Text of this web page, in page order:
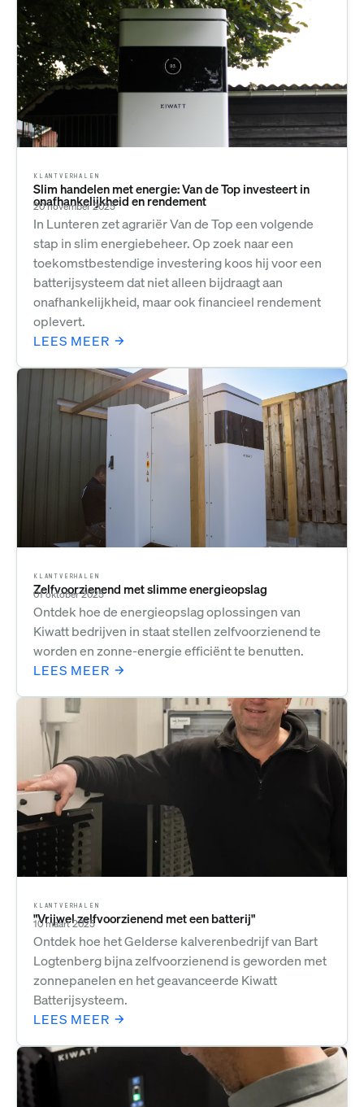
KLANTVERHALEN
Slim handelen met energie: Van de Top investeert in
onafhankelijkheid en rendement
20 november 2025
In Lunteren zet agrariër Van de Top een volgende
stap in slim energiebeheer. Op zoek naar een
toekomstbestendige investering koos hij voor een
batterijsysteem dat niet alleen bijdraagt aan
onafhankelijkheid, maar ook financieel rendement
oplevert.
LEES MEER
KLANTVERHALEN
Zelfvoorzienend met slimme energieopslag
01 oktober 2025
Ontdek hoe de energieopslag oplossingen van
Kiwatt bedrijven in staat stellen zelfvoorzienend te
worden en zonne-energie efficiënt te benutten.
LEES MEER
KLANTVERHALEN
"Vrijwel zelfvoorzienend met een batterij"
10 maart 2025
Ontdek hoe het Gelderse kalverenbedrijf van Bart
Logtenberg bijna zelfvoorzienend is geworden met
zonnepanelen en het geavanceerde Kiwatt
Batterijsysteem.
LEES MEER